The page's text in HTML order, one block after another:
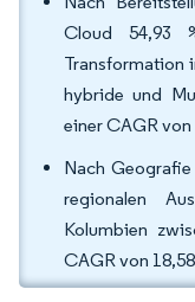
Cloud 54,93
Transformation
hybride und
einer CAGR
Nach
regionalen
Kolumbien
CAGR von